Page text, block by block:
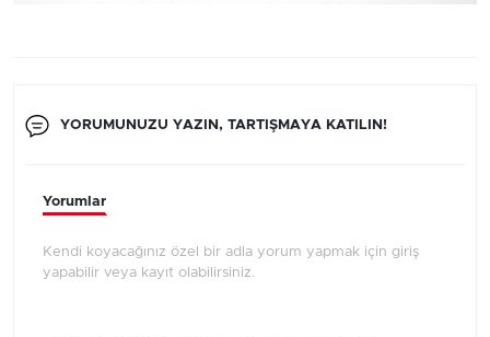
YORUMUNUZU YAZIN, TARTIŞMAYA KATILIN!
Yorumlar
Kendi koyacağınız özel bir adla yorum yapmak için giriş
yapabilir veya kayıt olabilirsiniz.